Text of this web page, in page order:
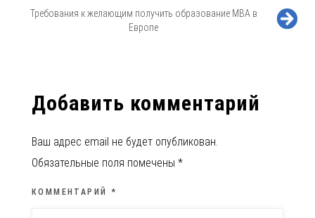
Требования к желающим получить образование МВА в
Европе
Добавить комментарий
Ваш адрес email не будет опубликован.
Обязательные поля помечены *
КОММЕНТАРИЙ *